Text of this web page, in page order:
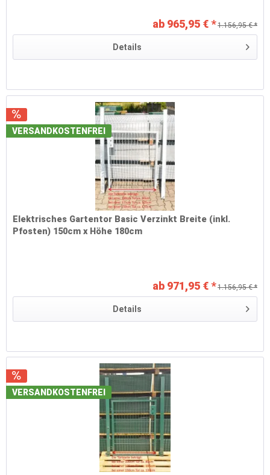
ab 965,95 € * 1.156,95 € *
Details
VERSANDKOSTENFREI
Elektrisches Gartentor Basic Verzinkt Breite (inkl.
Pfosten) 150cm x Höhe 180cm
ab 971,95 € * 1.156,95 € *
Details
VERSANDKOSTENFREI